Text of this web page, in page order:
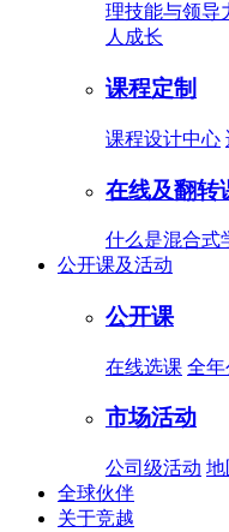
理技能与领导
人成长
课程定制
课程设计中心
在线及翻转
什么是混合式
公开课及活动
公开课
在线选课 全
市场活动
公司级活动 地
全球伙伴
关于竞越